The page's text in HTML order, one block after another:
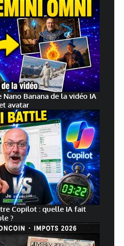
Banana de la vidéo IA
avatar
Copilot : quelle IA fait
?